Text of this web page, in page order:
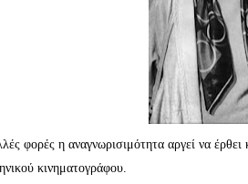
φορές η αναγνωρισιμότητα αργεί να
κινηματογράφου.